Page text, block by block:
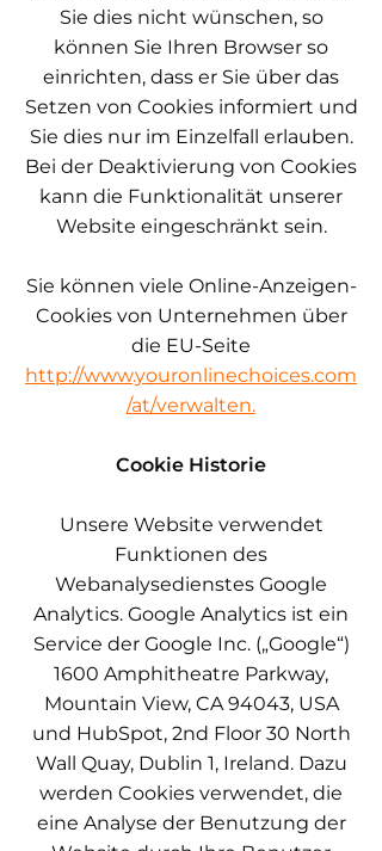
Sie dies nicht wünschen, so
können Sie Ihren Browser so
einrichten, dass er Sie über das
Setzen von Cookies informiert und
Sie dies nur im Einzelfall erlauben.
Bei der Deaktivierung von Cookies
kann die Funktionalität unserer
Website eingeschränkt sein.
Sie können viele Online-Anzeigen-
Cookies von Unternehmen über
die EU-Seite
http://www.youronlinechoices.com
/at/verwalten.
Cookie Historie
Unsere Website verwendet
Funktionen des
Webanalysedienstes Google
Analytics. Google Analytics ist ein
Service der Google Inc. („Google“)
1600 Amphitheatre Parkway,
Mountain View, CA 94043, USA
und HubSpot, 2nd Floor 30 North
Wall Quay, Dublin 1, Ireland. Dazu
werden Cookies verwendet, die
eine Analyse der Benutzung der